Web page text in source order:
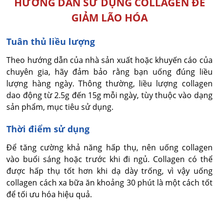
GIẢM LÃO HÓA
Tuân thủ liều lượng
Theo hướng dẫn của nhà sản xuất hoặc khuyến cáo của
chuyên gia, hãy đảm bảo rằng bạn uống đúng liều
lượng hàng ngày. Thông thường, liều lượng collagen
dao động từ 2.5g đến 15g mỗi ngày, tùy thuộc vào dạng
sản phẩm, mục tiêu sử dụng.
Thời điểm sử dụng
Để tăng cường khả năng hấp thụ, nên uống collagen
vào buổi sáng hoặc trước khi đi ngủ. Collagen có thể
được hấp thụ tốt hơn khi dạ dày trống, vì vậy uống
collagen cách xa bữa ăn khoảng 30 phút là một cách tốt
để tối ưu hóa hiệu quả.